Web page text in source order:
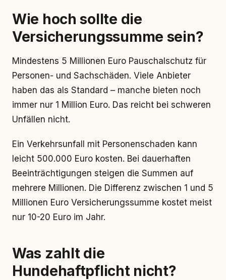
Wie hoch sollte die
Versicherungssumme sein?
Mindestens 5 Millionen Euro Pauschalschutz für
Personen- und Sachschäden. Viele Anbieter
haben das als Standard – manche bieten noch
immer nur 1 Million Euro. Das reicht bei schweren
Unfällen nicht.
Ein Verkehrsunfall mit Personenschaden kann
leicht 500.000 Euro kosten. Bei dauerhaften
Beeinträchtigungen steigen die Summen auf
mehrere Millionen. Die Differenz zwischen 1 und 5
Millionen Euro Versicherungssumme kostet meist
nur 10-20 Euro im Jahr.
Was zahlt die
Hundehaftpflicht nicht?